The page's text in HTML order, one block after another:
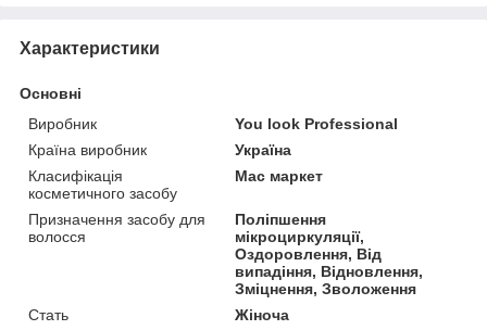
Характеристики
Основні
Виробник
You look Professional
Країна виробник
Україна
Класифікація
косметичного засобу
Мас маркет
Призначення засобу для
волосся
Поліпшення
мікроциркуляції,
Оздоровлення, Від
випадіння, Відновлення,
Зміцнення, Зволоження
Стать
Жіноча